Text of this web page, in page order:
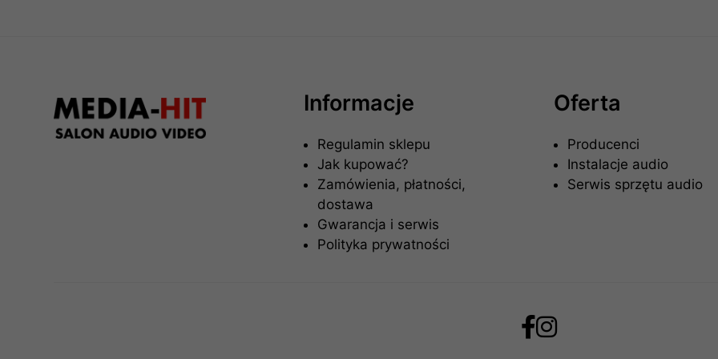
Informacje
Regulamin sklepu
Jak kupować?
Zamówienia, płatności,
dostawa
Gwarancja i serwis
Polityka prywatności
Oferta
Producenci
Instalacje audio
Serwis sprzętu audio